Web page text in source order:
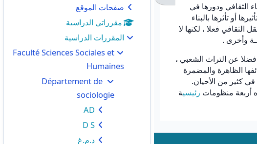
صفحات الموقع
مقرراتي الدراسية
المقررات الدراسية
Faculté Sciences Sociales et
Humaines
Département de
sociologie
AD
D S
د.م.غ
الثقافي ودورها في
أو تأثرها بالبناء
الثقافي فعلا ، لكنها لا
وأخرى .
فضلا عن التراث الشعبي ،
الظاهرة والمضمرة
كثير من الأحيان.
أربعة منظومات رئيسية